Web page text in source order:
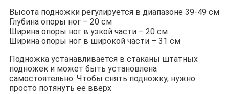
Высота подножки регулируется в диапазоне 39-49 см
Глубина опоры ног – 20 см
Ширина опоры ног в узкой части – 20 см
Ширина опоры ног в широкой части – 31 см
Подножка устанавливается в стаканы штатных
подножек и может быть установлена
самостоятельно. Чтобы снять подножку, нужно
просто потянуть ее вверх